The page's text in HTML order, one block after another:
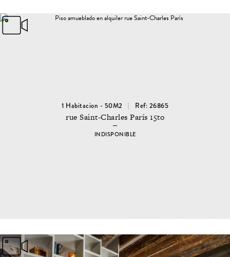
1 Habitacion - 50M2 Ref: 26865
rue Saint-Charles París 15to
INDISPONIBLE